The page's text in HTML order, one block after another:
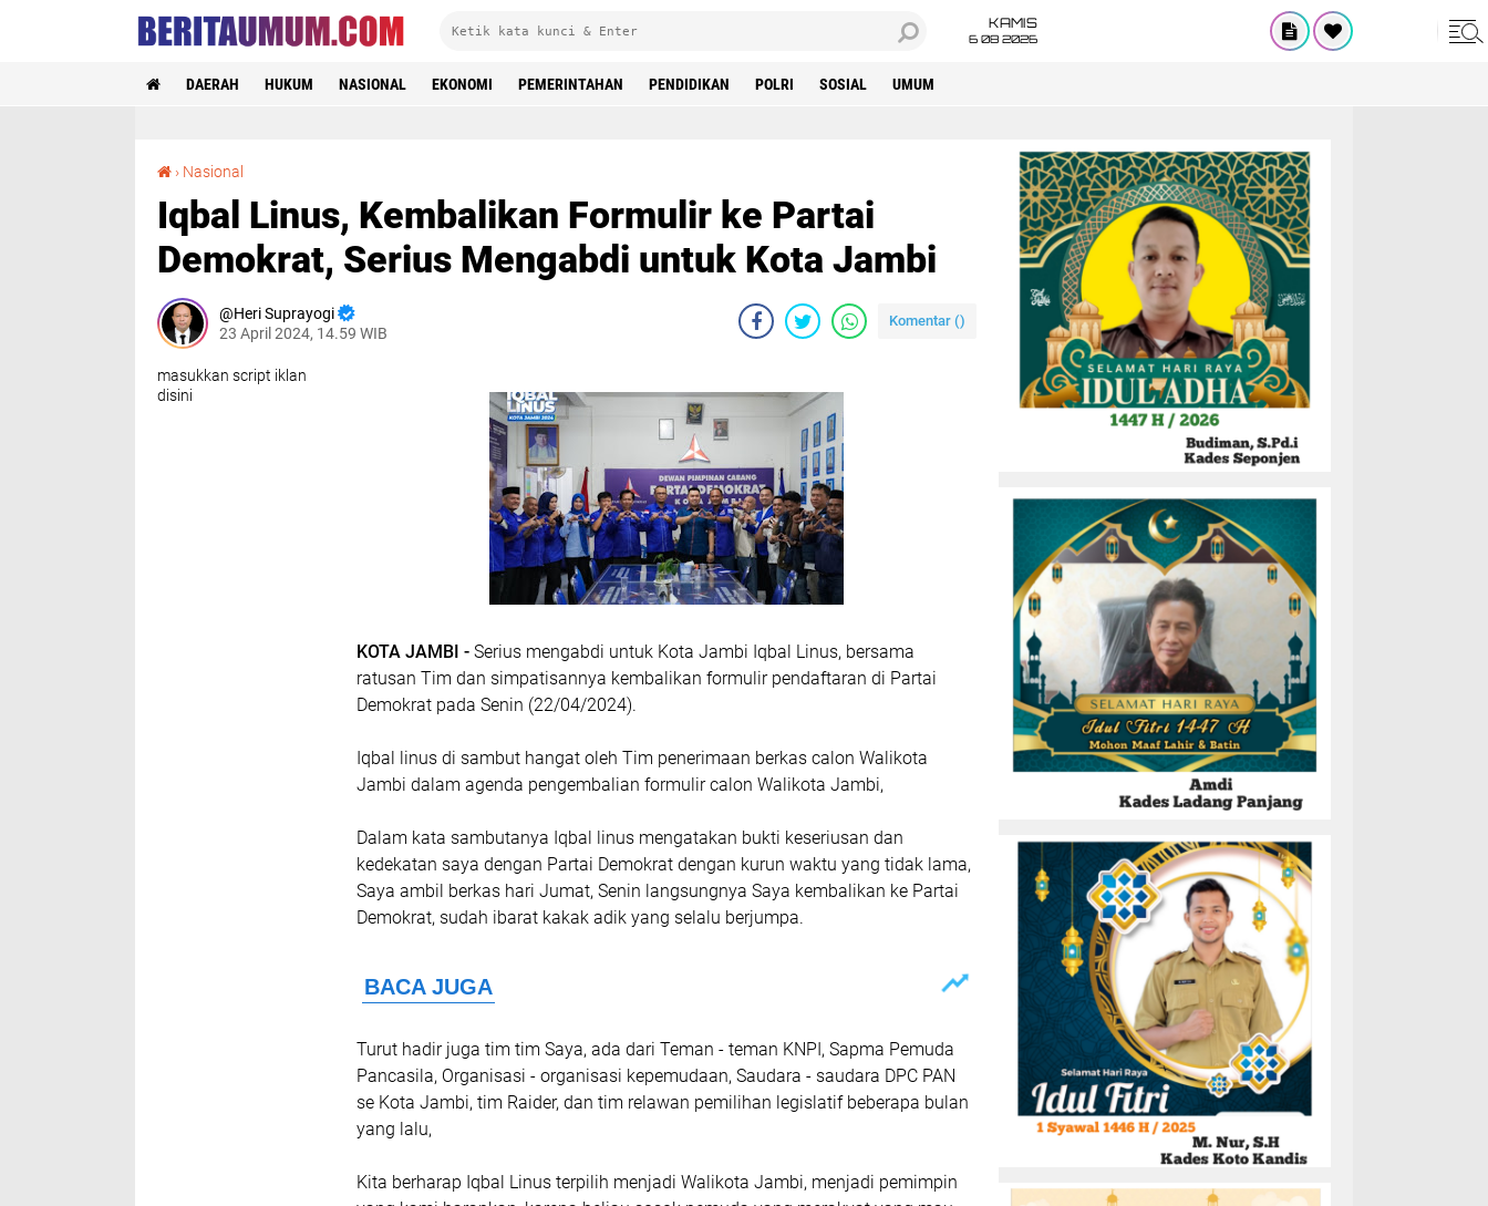
KAMIS
6 08 2026
DAERAH HUKUM NASIONAL EKONOMI PEMERINTAHAN PENDIDIKAN POLRI SOSIAL UMUM
› Nasional
Iqbal Linus, Kembalikan Formulir ke Partai
Demokrat, Serius Mengabdi untuk Kota Jambi
Heri Suprayogi
23 April 2024, 14.59 WIB
Komentar ()
masukkan script iklan
disini
KOTA JAMBI - Serius mengabdi untuk Kota Jambi Iqbal Linus, bersama
ratusan Tim dan simpatisannya kembalikan formulir pendaftaran di Partai
Demokrat pada Senin (22/04/2024).
Iqbal linus di sambut hangat oleh Tim penerimaan berkas calon Walikota
Jambi dalam agenda pengembalian formulir calon Walikota Jambi,
Dalam kata sambutanya Iqbal linus mengatakan bukti keseriusan dan
kedekatan saya dengan Partai Demokrat dengan kurun waktu yang tidak lama,
Saya ambil berkas hari Jumat, Senin langsungnya Saya kembalikan ke Partai
Demokrat, sudah ibarat kakak adik yang selalu berjumpa.
Turut hadir juga tim tim Saya, ada dari Teman - teman KNPI, Sapma Pemuda
Pancasila, Organisasi - organisasi kepemudaan, Saudara - saudara DPC PAN
se Kota Jambi, tim Raider, dan tim relawan pemilihan legislatif beberapa bulan
yang lalu,
Kita berharap Iqbal Linus terpilih menjadi Walikota Jambi, menjadi pemimpin